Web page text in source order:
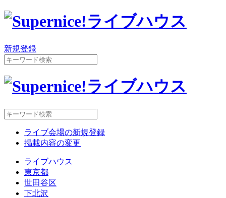
新規登録
ライブ会場の新規登録
掲載内容の変更
ライブハウス
東京都
世田谷区
下北沢